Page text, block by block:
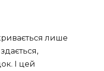
лише
І цей